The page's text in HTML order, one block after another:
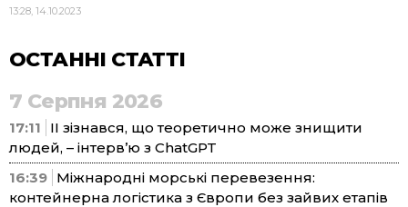
13:28, 14.10.2023
ОСТАННІ СТАТТІ
7 Серпня 2026
17:11
ІІ зізнався, що теоретично може знищити
людей, – інтерв’ю з ChatGPT
16:39 Міжнародні морські перевезення:
контейнерна логістика з Європи без зайвих етапів